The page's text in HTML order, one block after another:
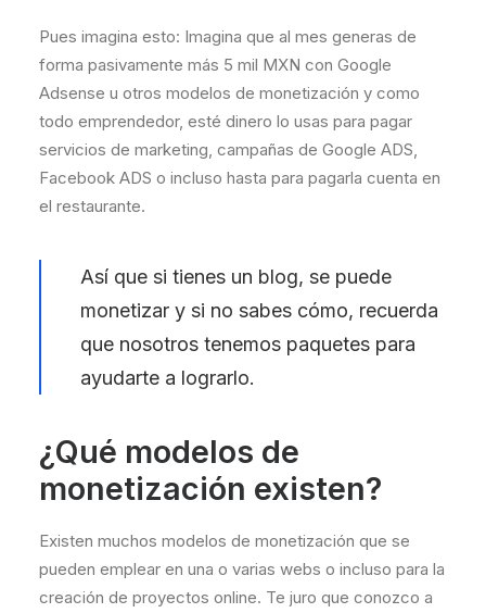
Pues imagina esto: Imagina que al mes generas de
forma pasivamente más 5 mil MXN con Google
Adsense u otros modelos de monetización y como
todo emprendedor, esté dinero lo usas para pagar
servicios de marketing, campañas de Google ADS,
Facebook ADS o incluso hasta para pagarla cuenta en
el restaurante.
Así que si tienes un blog, se puede
monetizar y si no sabes cómo, recuerda
que nosotros tenemos paquetes para
ayudarte a lograrlo.
¿Qué modelos de
monetización existen?
Existen muchos modelos de monetización que se
pueden emplear en una o varias webs o incluso para la
creación de proyectos online. Te juro que conozco a